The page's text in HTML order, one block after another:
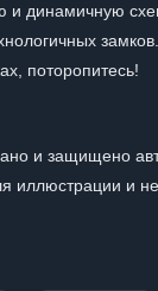
и динамичную
поторопитесь!
и защищено
иллюстрации и